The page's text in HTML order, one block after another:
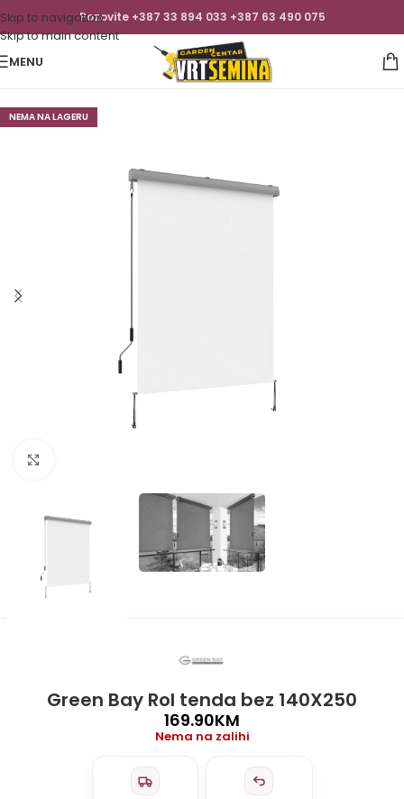
Skip to navigation
Skip to main content
Pozovite +387 33 894 033 +387 63 490 075
MENU
NEMA NA LAGERU
Green Bay Rol tenda bez 140X250
169.90KM
Nema na zalihi